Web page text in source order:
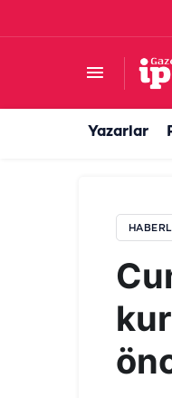
Yazarlar
Şanlıurfa